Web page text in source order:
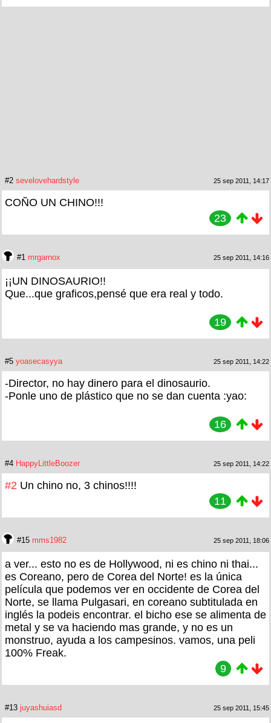
#2 sevelovehardstyle 25 sep 2011, 14:17
COÑO UN CHINO!!!
23
#1 mrgarnox 25 sep 2011, 14:16
¡¡UN DINOSAURIO!!
Que...que graficos,pensé que era real y todo.
19
#5 yoasecasyya 25 sep 2011, 14:22
-Director, no hay dinero para el dinosaurio.
-Ponle uno de plástico que no se dan cuenta :yao:
16
#4 HappyLittleBoozer 25 sep 2011, 14:22
#2 Un chino no, 3 chinos!!!!
11
#15 mms1982 25 sep 2011, 18:06
a ver... esto no es de Hollywood, ni es chino ni thai...
es Coreano, pero de Corea del Norte! es la única
película que podemos ver en occidente de Corea del
Norte, se llama Pulgasari, en coreano subtitulada en
inglés la podeis encontrar. el bicho ese se alimenta de
metal y se va haciendo mas grande, y no es un
monstruo, ayuda a los campesinos. vamos, una peli
100% Freak.
9
#13 juyashuiasd 25 sep 2011, 15:45